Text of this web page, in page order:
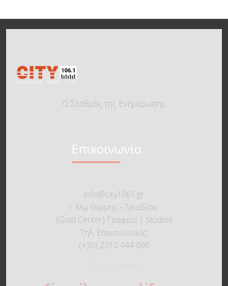
Ο Σταθμός της Ενημέρωσης
Επικοινωνία
info@city1061.gr
1 Χλμ Θέρμης - Τριαδίου
(Gold Center) Γραφεία | Studios
Τηλ. Επικοινωνίας:
(+30) 2310 444 000